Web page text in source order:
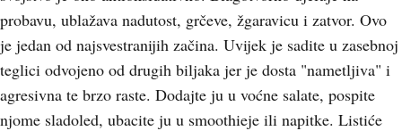
probavu, ublažava nadutost, grčeve, žgaravicu i zatvor. Ovo
je jedan od najsvestranijih začina. Uvijek je sadite u zasebnoj
teglici odvojeno od drugih biljaka jer je dosta "nametljiva" i
agresivna te brzo raste. Dodajte ju u voćne salate, pospite
njome sladoled, ubacite ju u smoothieje ili napitke. Listiće